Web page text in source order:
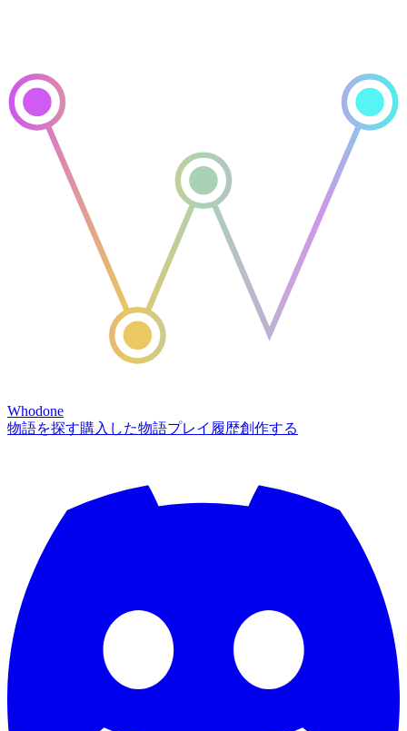
Whodone
物語を探す購入した物語プレイ履歴創作する